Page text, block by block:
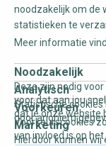
noodzakelijk om de
statistieken te
Meer informatie
Noodzakelijk
Deze zijn nodig
voor dat aan jou
dat je onze website
Analytisch
Statistische cookies
door anoniem
Voorkeuren
Voorkeurscookies
van invloed is op
Marketing
Hierdoor kunnen